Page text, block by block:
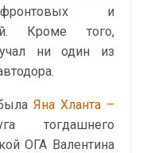
и
Кроме того,
ни один из
Яна Хланта –
тогдашнего
ОГА Валентина